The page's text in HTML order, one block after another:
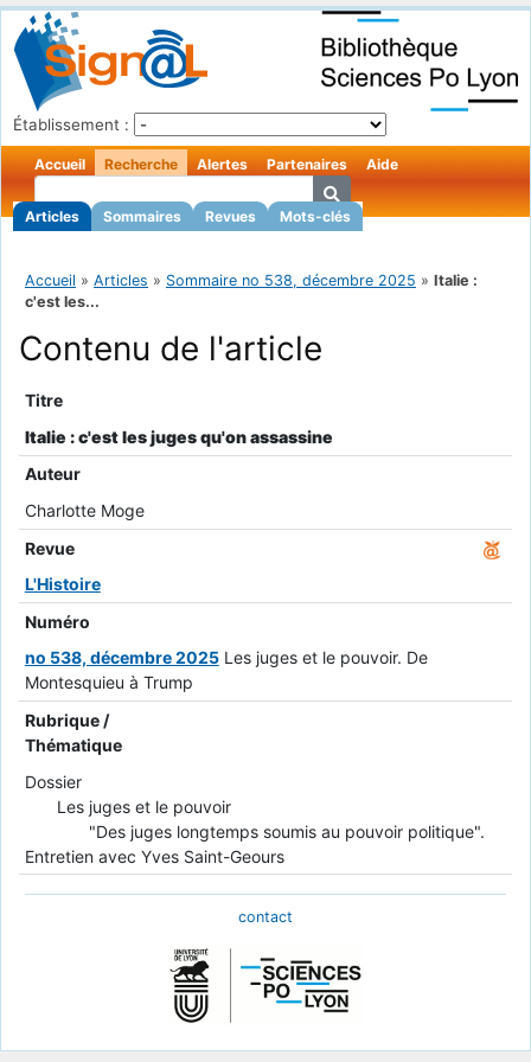
Établissement :
Accueil Recherche
Articles Sommaires Revues Mots-clés
Alertes Partenaires Aide
Accueil » Articles » Sommaire no 538, décembre 2025 » Italie :
c'est les...
Contenu de l'article
Titre
Italie : c'est les juges qu'on assassine
Auteur
Charlotte Moge
Revue
L'Histoire
Numéro
no 538, décembre 2025 Les juges et le pouvoir. De
Montesquieu à Trump
Rubrique /
Thématique
Dossier
Les juges et le pouvoir
"Des juges longtemps soumis au pouvoir politique".
Entretien avec Yves Saint-Geours
contact